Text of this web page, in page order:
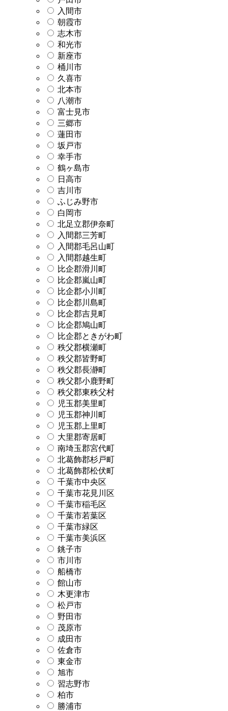
入間市
朝霞市
志木市
和光市
新座市
桶川市
久喜市
北本市
八潮市
富士見市
三郷市
蓮田市
坂戸市
幸手市
鶴ヶ島市
日高市
吉川市
ふじみ野市
白岡市
北足立郡伊奈町
入間郡三芳町
入間郡毛呂山町
入間郡越生町
比企郡滑川町
比企郡嵐山町
比企郡小川町
比企郡川島町
比企郡吉見町
比企郡鳩山町
比企郡ときがわ町
秩父郡横瀬町
秩父郡皆野町
秩父郡長瀞町
秩父郡小鹿野町
秩父郡東秩父村
児玉郡美里町
児玉郡神川町
児玉郡上里町
大里郡寄居町
南埼玉郡宮代町
北葛飾郡杉戸町
北葛飾郡松伏町
千葉市中央区
千葉市花見川区
千葉市稲毛区
千葉市若葉区
千葉市緑区
千葉市美浜区
銚子市
市川市
船橋市
館山市
木更津市
松戸市
野田市
茂原市
成田市
佐倉市
東金市
旭市
習志野市
柏市
勝浦市